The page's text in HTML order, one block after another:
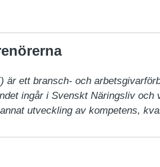
är ett bransch- och
ingår i Svenskt Näringsliv
utveckling av kompetens,